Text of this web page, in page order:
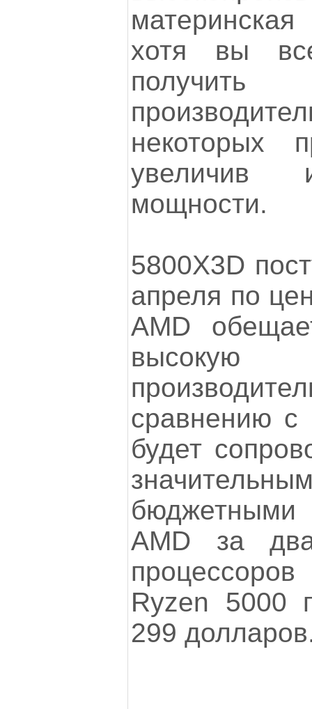
хотя вы
получить
некоторых
увеличив
мощности.
5800X3D
апреля по
AMD
сравнению с
будет
AMD за
Ryzen 5000
299